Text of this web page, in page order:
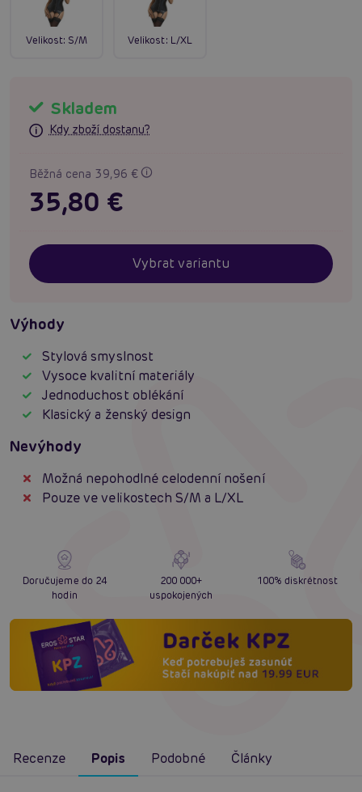
Velikost: S/M Velikost: L/XL
Skladem
Kdy zboží dostanu?
Běžná cena 39,96 €
35,80 €
Vybrat variantu
Výhody
Stylová smyslnost
Vysoce kvalitní materiály
Jednoduchost oblékání
Klasický a ženský design
Nevýhody
Možná nepohodlné celodenní nošení
Pouze ve velikostech S/M a L/XL
Doručujeme do 24
hodin
200 000+
uspokojených
100% diskrétnost
Recenze Popis Podobné Články